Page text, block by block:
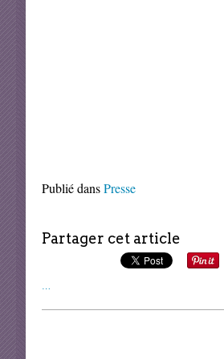
Publié dansPresse
Partager cet article
…